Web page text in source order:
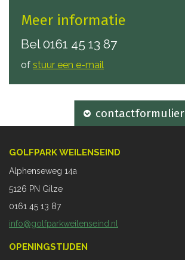
Meer informatie
Bel0161 45 13 87
of stuur een e-mail
contactformulier
GOLFPARK WEILENSEIND
Alphenseweg 14a
5126 PN Gilze
0161 45 13 87
info@golfparkweilenseind.nl
OPENINGSTIJDEN